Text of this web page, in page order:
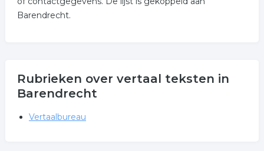
Barendrecht.
Rubrieken over vertaal teksten in
Barendrecht
Vertaalbureau